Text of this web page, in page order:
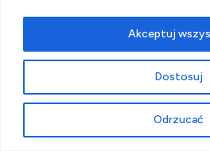
Dostosuj
Odrzucać
Akceptuj
Dzięki temu zyskujesz
gotowania, pracy czy
sobie miejsca na co dzień.